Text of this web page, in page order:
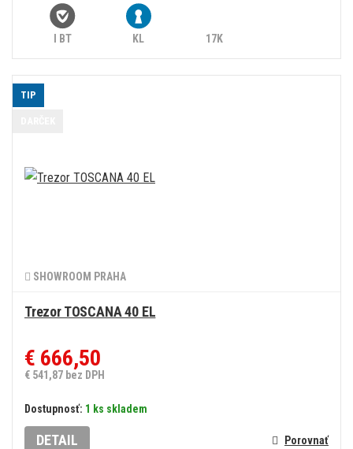
I BT KL 17K
SHOWROOM PRAHA
Trezor TOSCANA 40 EL
€ 666,50
€ 541,87 bez DPH
Dostupnosť: 1 ks skladem
DETAIL Porovnať
TIP